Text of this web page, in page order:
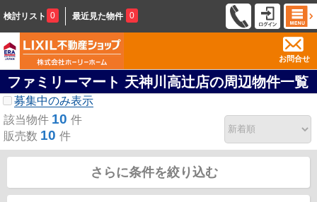
検討リスト 0 最近見た物件 0
お問合せ
ファミリーマート 天神川高辻店の周辺物件一覧
募集中のみ表示
該当物件 10 件
販売数 10 件
さらに条件を絞り込む